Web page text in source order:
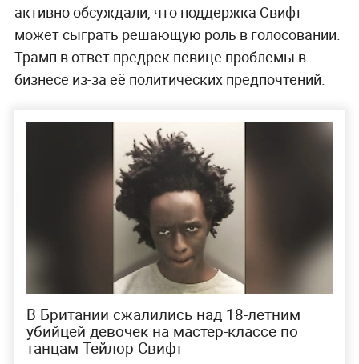
активно обсуждали, что поддержка Свифт
может сыграть решающую роль в голосовании.
Трамп в ответ предрек певице проблемы в
бизнесе из-за её политических предпочтений.
В Британии сжалились над 18-летним
убийцей девочек на мастер-классе по
танцам Тейлор Свифт